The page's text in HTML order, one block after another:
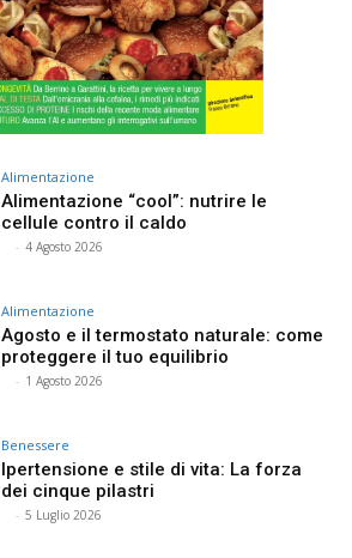
Alimentazione
Alimentazione “cool”: nutrire le
cellule contro il caldo
- 4 Agosto 2026
Alimentazione
Agosto e il termostato naturale: come
proteggere il tuo equilibrio
- 1 Agosto 2026
Benessere
Ipertensione e stile di vita: La forza
dei cinque pilastri
- 5 Luglio 2026